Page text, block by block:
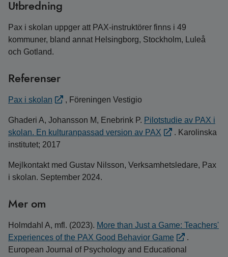
Utbredning
Pax i skolan uppger att PAX-instruktörer finns i 49
kommuner, bland annat Helsingborg, Stockholm, Luleå
och Gotland.
Referenser
Pax i skolan , Föreningen Vestigio
Ghaderi A, Johansson M, Enebrink P. Pilotstudie av PAX i
skolan. En kulturanpassad version av PAX
. Karolinska
institutet; 2017
Mejlkontakt med Gustav Nilsson, Verksamhetsledare, Pax
i skolan. September 2024.
Mer om
Holmdahl A, mfl. (2023). More than Just a Game: Teachers'
Experiences of the PAX Good Behavior Game
.
European Journal of Psychology and Educational